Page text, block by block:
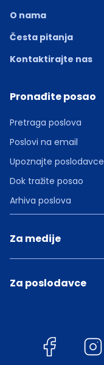
O nama
Česta pitanja
Kontaktirajte nas
Pronađite posao
Pretraga poslova
Poslovi na email
Upoznajte poslodavce
Dok tražite posao
Arhiva poslova
Za medije
Za poslodavce